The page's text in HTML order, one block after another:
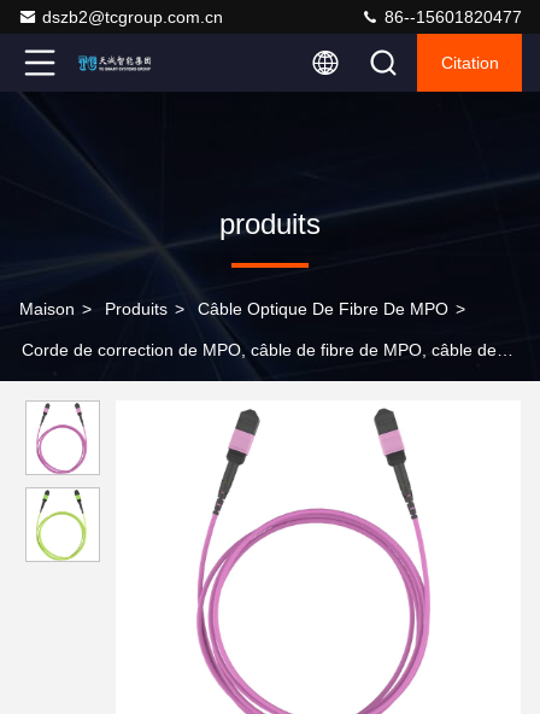
dszb2@tcgroup.com.cn 86--15601820477
Citation
produits
Maison > Produits > Câble Optique De Fibre De MPO >
Corde de correction de MPO, câble de fibre de MPO, câble de